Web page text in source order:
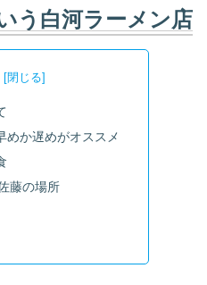
う白河ラーメン店
めか遅めがオススメ
藤の場所